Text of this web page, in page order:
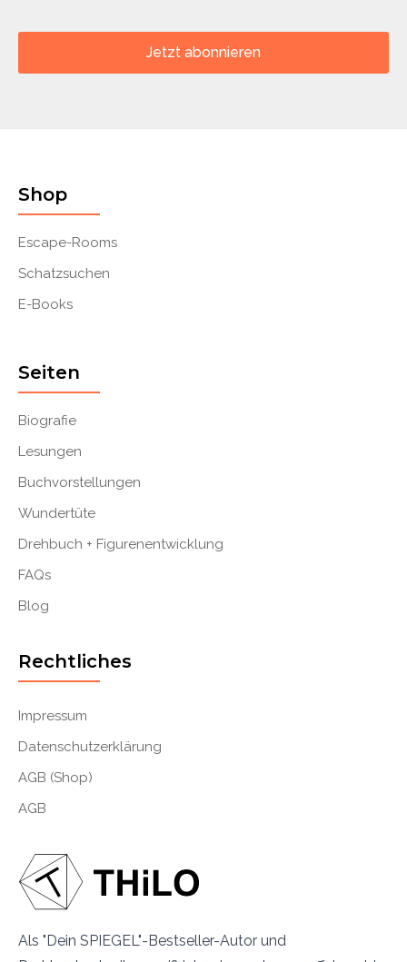
Jetzt abonnieren
Als "Dein SPIEGEL"-Bestseller-Autor und
Shop
Escape-Rooms
Schatzsuchen
E-Books
Seiten
Biografie
Lesungen
Buchvorstellungen
Wundertüte
Drehbuch + Figurenentwicklung
FAQs
Blog
Rechtliches
Impressum
Datenschutzerklärung
AGB (Shop)
AGB